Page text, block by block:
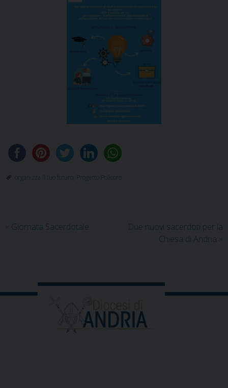
organizza il tuo futuro Progetto Policoro
« Giornata Sacerdotale
Due nuovi sacerdoti per la
Chiesa di Andria »